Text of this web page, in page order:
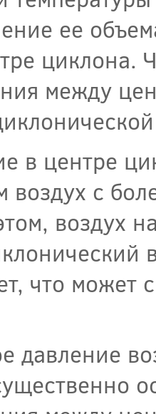
ее
циклона.
между
в центре
воздух с
воздух
что может
давление